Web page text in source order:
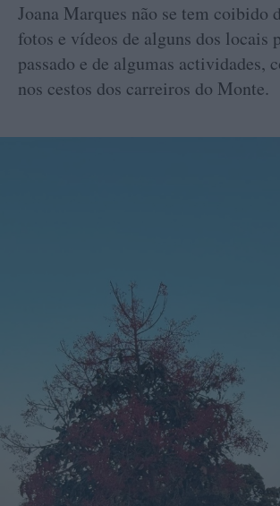
Joana Marques não se tem coibido
fotos e vídeos de alguns dos locais
passado e de algumas actividades,
nos cestos dos carreiros do Monte.